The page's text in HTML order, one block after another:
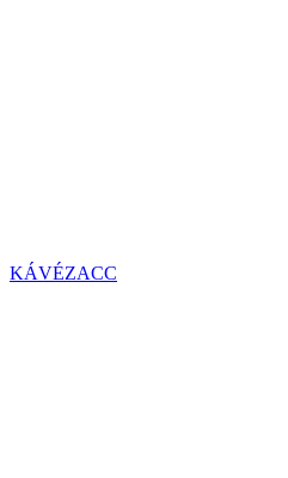
KÁVÉZACC